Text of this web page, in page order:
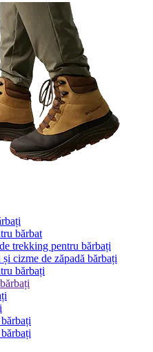
bărbat
trekking pentru bărbați
cizme de zăpadă bărbați
bărbați